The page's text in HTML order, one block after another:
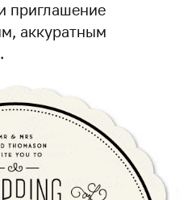
приглашение
аккуратным